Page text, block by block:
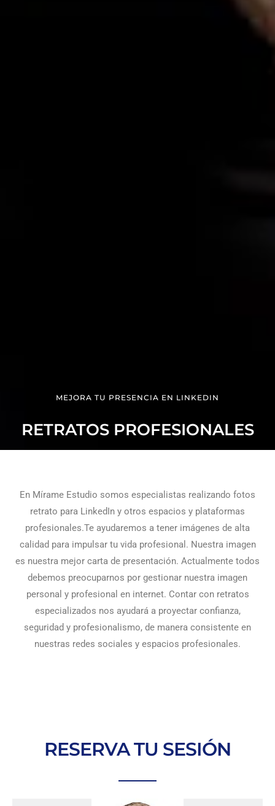
MEJORA TU PRESENCIA EN LINKEDIN
RETRATOS PROFESIONALES
En Mírame Estudio somos especialistas realizando fotos
retrato para LinkedIn y otros espacios y plataformas
profesionales.Te ayudaremos a tener imágenes de alta
calidad para impulsar tu vida profesional. Nuestra imagen
es nuestra mejor carta de presentación. Actualmente todos
debemos preocuparnos por gestionar nuestra imagen
personal y profesional en internet. Contar con retratos
especializados nos ayudará a proyectar confianza,
seguridad y profesionalismo, de manera consistente en
nuestras redes sociales y espacios profesionales.
RESERVA TU SESIÓN